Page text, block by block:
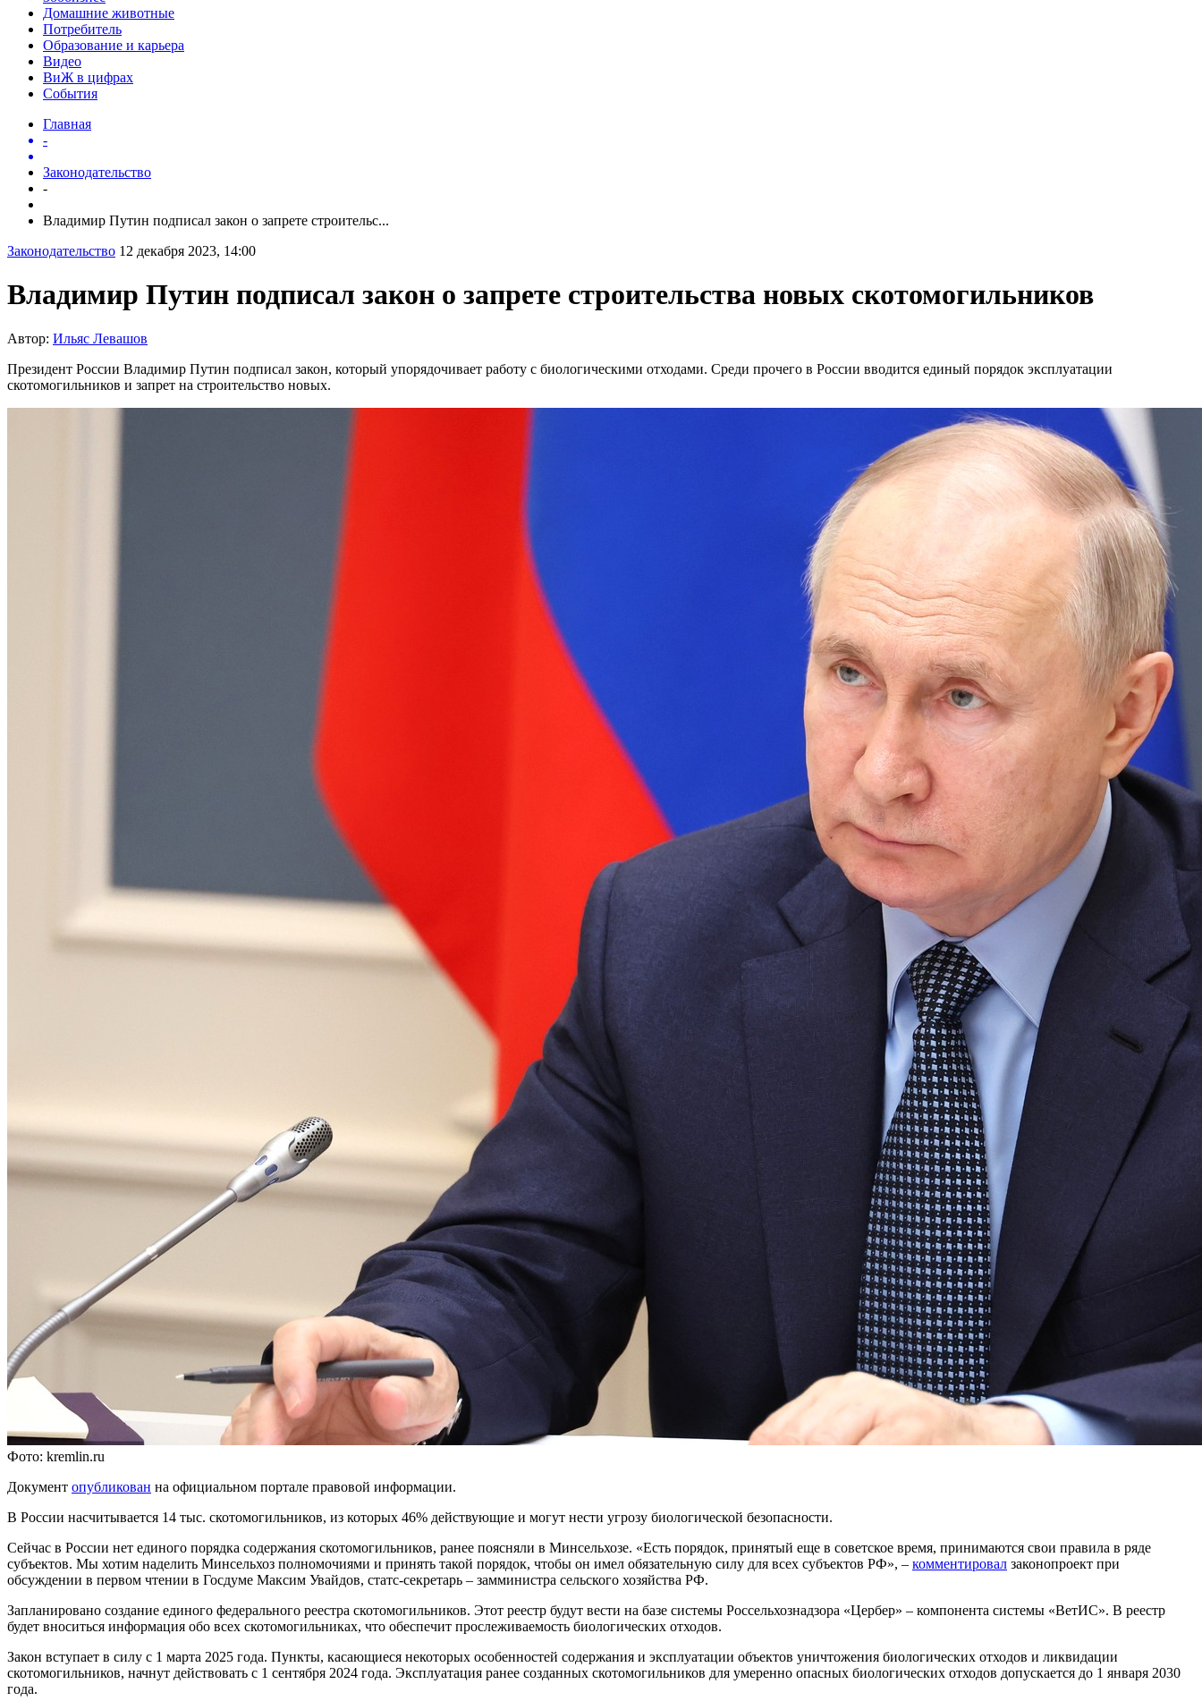
Домашние животные
Потребитель
Образование и карьера
Видео
ВиЖ в цифрах
События
Главная
-
Законодательство
-
Владимир Путин подписал закон о запрете строительс...
Законодательство 12 декабря 2023, 14:00
Владимир Путин подписал закон о запрете строительства новых скотомогильников
Автор: Ильяс Левашов
Президент России Владимир Путин подписал закон, который упорядочивает работу с биологическими отходами. Среди прочего в России вводится единый порядок эксплуатации
скотомогильников и запрет на строительство новых.
Фото: kremlin.ru
Документ опубликован на официальном портале правовой информации.
В России насчитывается 14 тыс. скотомогильников, из которых 46% действующие и могут нести угрозу биологической безопасности.
Сейчас в России нет единого порядка содержания скотомогильников, ранее поясняли в Минсельхозе. «Есть порядок, принятый еще в советское время, принимаются свои правила в ряде
субъектов. Мы хотим наделить Минсельхоз полномочиями и принять такой порядок, чтобы он имел обязательную силу для всех субъектов РФ», – комментировал законопроект при
обсуждении в первом чтении в Госдуме Максим Увайдов, статс-секретарь – замминистра сельского хозяйства РФ.
Запланировано создание единого федерального реестра скотомогильников. Этот реестр будут вести на базе системы Россельхознадзора «Цербер» – компонента системы «ВетИС». В реестр
будет вноситься информация обо всех скотомогильниках, что обеспечит прослеживаемость биологических отходов.
Закон вступает в силу с 1 марта 2025 года. Пункты, касающиеся некоторых особенностей содержания и эксплуатации объектов уничтожения биологических отходов и ликвидации
скотомогильников, начнут действовать с 1 сентября 2024 года. Эксплуатация ранее созданных скотомогильников для умеренно опасных биологических отходов допускается до 1 января 2030
года.